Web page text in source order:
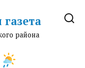
района